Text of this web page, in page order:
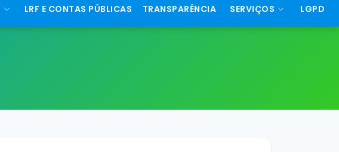
LRF E CONTAS PÚBLICAS TRANSPARÊNCIA SERVIÇOS LGPD